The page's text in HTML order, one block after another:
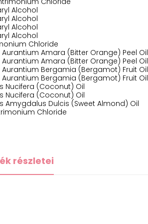
Alcohol
Alcohol
Alcohol
Alcohol
Chloride
Aurantium Amara (Bitter Orange) Peel Oil
Aurantium Amara (Bitter Orange) Peel Oil
Aurantium Bergamia (Bergamot) Fruit Oil
Aurantium Bergamia (Bergamot) Fruit Oil
Nucifera (Coconut) Oil
Nucifera (Coconut) Oil
Amygdalus Dulcis (Sweet Almond) Oil
Chloride
részletei